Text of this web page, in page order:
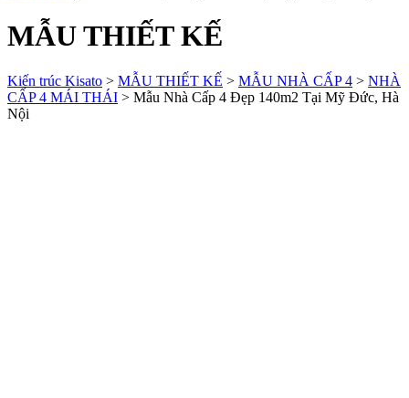
MẪU THIẾT KẾ
Kiến trúc Kisato > MẪU THIẾT KẾ > MẪU NHÀ CẤP 4 > NHÀ
CẤP 4 MÁI THÁI > Mẫu Nhà Cấp 4 Đẹp 140m2 Tại Mỹ Đức, Hà
Nội